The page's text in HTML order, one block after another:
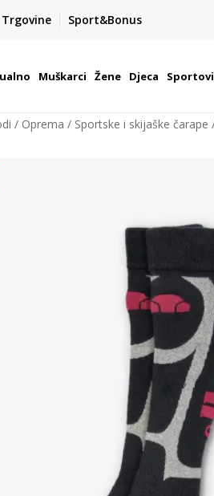
Trgovine Sport&Bonus
BOX NOW
| Više od 800 paketomata u Hrvatskoj
Muškarci Žene Djeca Sportovi
Oprema Sportske i skijaške čarape